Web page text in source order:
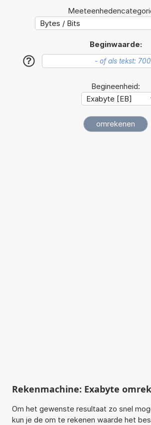
Beginwaarde:
?
Begineenheid:
Rekenmachine: Exabyte
Om het gewenste resultaat zo snel
kun je de om te rekenen waarde het